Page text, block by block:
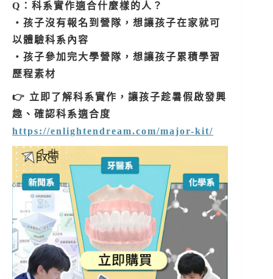
Q：科系實作適合什麼樣的人？
・孩子沒有報名到營隊，想讓孩子在家就可
以體驗科系內容
・孩子參加完大學營隊，想讓孩子累積學習
歷程素材
👉 立即了解科系實作，讓孩子趁暑假啟發興
趣、確認科系適合度
https://enlightendream.com/major-kit/